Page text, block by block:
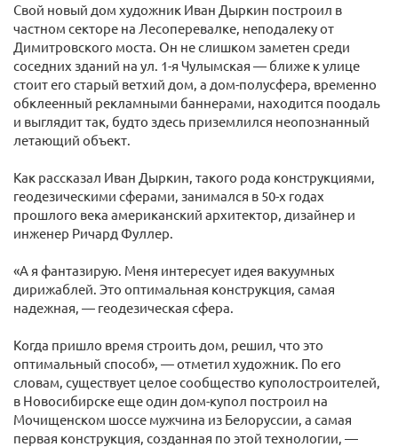
Свой новый дом художник Иван Дыркин построил в
частном секторе на Лесоперевалке, неподалеку от
Димитровского моста. Он не слишком заметен среди
соседних зданий на ул. 1-я Чулымская — ближе к улице
стоит его старый ветхий дом, а дом-полусфера, временно
обклеенный рекламными баннерами, находится поодаль
и выглядит так, будто здесь приземлился неопознанный
летающий объект.
Как рассказал Иван Дыркин, такого рода конструкциями,
геодезическими сферами, занимался в 50-х годах
прошлого века американский архитектор, дизайнер и
инженер Ричард Фуллер.
«А я фантазирую. Меня интересует идея вакуумных
дирижаблей. Это оптимальная конструкция, самая
надежная, — геодезическая сфера.
Когда пришло время строить дом, решил, что это
оптимальный способ», — отметил художник. По его
словам, существует целое сообщество куполостроителей,
в Новосибирске еще один дом-купол построил на
Мочищенском шоссе мужчина из Белоруссии, а самая
первая конструкция, созданная по этой технологии, —